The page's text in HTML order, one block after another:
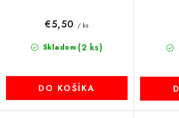
Skladom (2 ks)
€5,50 / ks
DO KOŠÍKA